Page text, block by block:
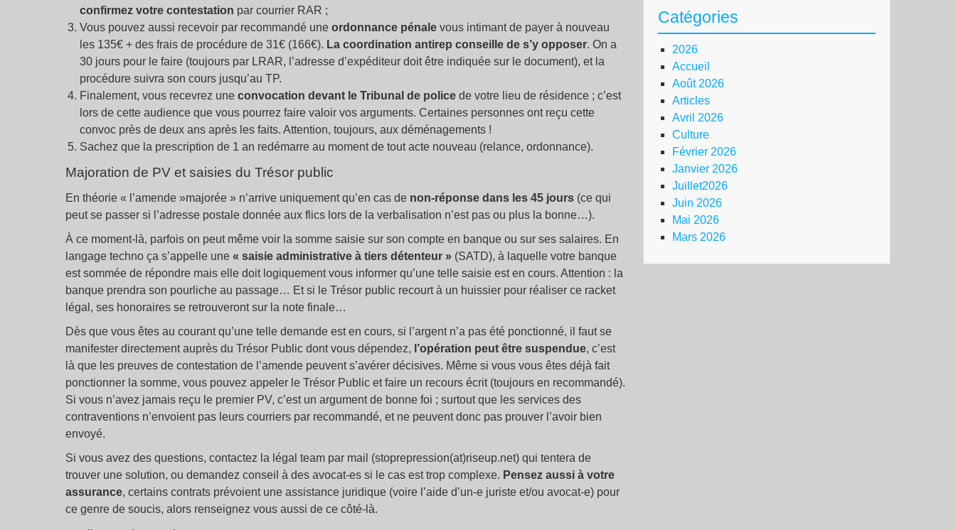
confirmez votre contestation par courrier RAR ;
Vous pouvez aussi recevoir par recommandé une ordonnance pénale vous intimant de payer à nouveau
les 135€ + des frais de procédure de 31€ (166€). La coordination antirep conseille de s’y opposer. On a
30 jours pour le faire (toujours par LRAR, l’adresse d’expéditeur doit être indiquée sur le document), et la
procédure suivra son cours jusqu’au TP.
Finalement, vous recevrez une convocation devant le Tribunal de police de votre lieu de résidence ; c’est
lors de cette audience que vous pourrez faire valoir vos arguments. Certaines personnes ont reçu cette
convoc près de deux ans après les faits. Attention, toujours, aux déménagements !
Sachez que la prescription de 1 an redémarre au moment de tout acte nouveau (relance, ordonnance).
Majoration de PV et saisies du Trésor public
En théorie « l’amende »majorée » n’arrive uniquement qu’en cas de non-réponse dans les 45 jours (ce qui
peut se passer si l’adresse postale donnée aux flics lors de la verbalisation n’est pas ou plus la bonne…).
À ce moment-là, parfois on peut même voir la somme saisie sur son compte en banque ou sur ses salaires. En
langage techno ça s’appelle une « saisie administrative à tiers détenteur » (SATD), à laquelle votre banque
est sommée de répondre mais elle doit logiquement vous informer qu’une telle saisie est en cours. Attention : la
banque prendra son pourliche au passage… Et si le Trésor public recourt à un huissier pour réaliser ce racket
légal, ses honoraires se retrouveront sur la note finale…
Dès que vous êtes au courant qu’une telle demande est en cours, si l’argent n’a pas été ponctionné, il faut se
manifester directement auprès du Trésor Public dont vous dépendez, l’opération peut être suspendue, c’est
là que les preuves de contestation de l’amende peuvent s’avérer décisives. Même si vous vous êtes déjà fait
ponctionner la somme, vous pouvez appeler le Trésor Public et faire un recours écrit (toujours en recommandé).
Si vous n’avez jamais reçu le premier PV, c’est un argument de bonne foi ; surtout que les services des
contraventions n’envoient pas leurs courriers par recommandé, et ne peuvent donc pas prouver l’avoir bien
envoyé.
Si vous avez des questions, contactez la légal team par mail (stoprepression(at)riseup.net) qui tentera de
trouver une solution, ou demandez conseil à des avocat-es si le cas est trop complexe. Pensez aussi à votre
assurance, certains contrats prévoient une assistance juridique (voire l’aide d’un-e juriste et/ou avocat-e) pour
ce genre de soucis, alors renseignez vous aussi de ce côté-là.
Catégories
2026
Accueil
Août 2026
Articles
Avril 2026
Culture
Février 2026
Janvier 2026
Juillet2026
Juin 2026
Mai 2026
Mars 2026